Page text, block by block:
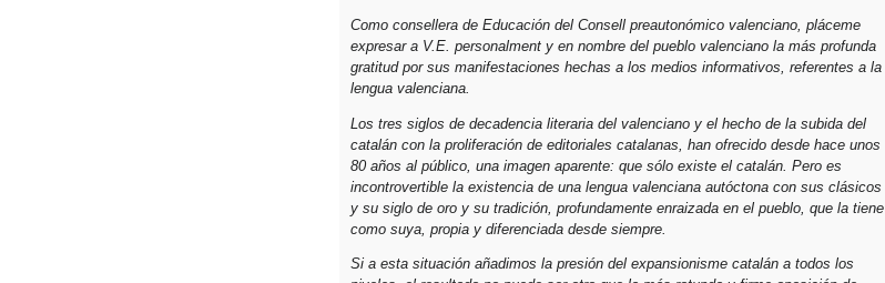
Como consellera de Educación del Consell preautonómico valenciano, pláceme
expresar a V.E. personalment y en nombre del pueblo valenciano la más profunda
gratitud por sus manifestaciones hechas a los medios informativos, referentes a la
lengua valenciana.
Los tres siglos de decadencia literaria del valenciano y el hecho de la subida del
catalán con la proliferación de editoriales catalanas, han ofrecido desde hace unos
80 años al público, una imagen aparente: que sólo existe el catalán. Pero es
incontrovertible la existencia de una lengua valenciana autóctona con sus clásicos
y su siglo de oro y su tradición, profundamente enraizada en el pueblo, que la tiene
como suya, propia y diferenciada desde siempre.
Si a esta situación añadimos la presión del expansionisme catalán a todos los